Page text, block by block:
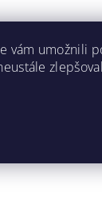
vám umožnili